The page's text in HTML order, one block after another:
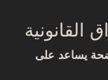
يساعد على